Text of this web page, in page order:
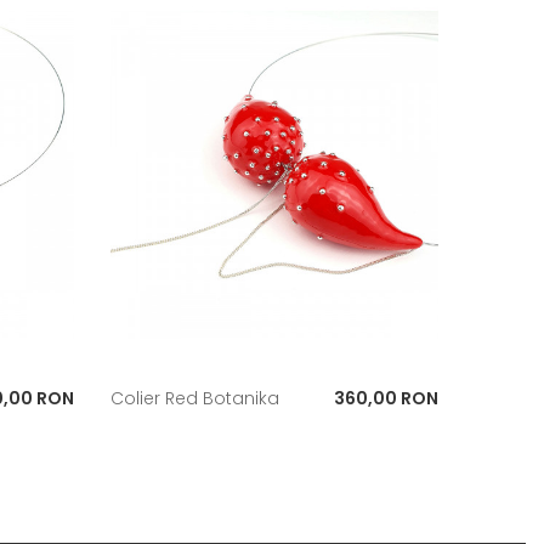
RON Colier Red Botanika Pret
360,00 RON